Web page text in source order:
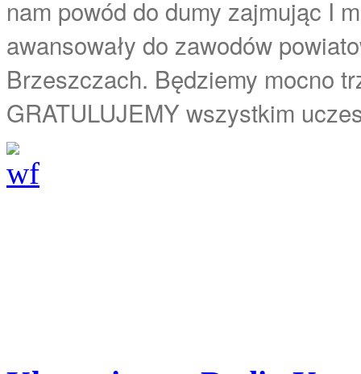
nam powód do dumy zajmując I
awansowały do zawodów
Brzeszczach. Będziemy mocno
GRATULUJEMY wszystkim